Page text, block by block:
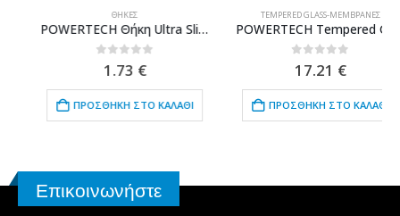
ΘΉΚΕΣ
POWERTECH Θήκη Ultra Slim για SAMSUNG Galaxy M10, διάφανη
out of 5
1.73€
ΠΡΟΣΘΉΚΗ ΣΤΟ ΚΑΛΆΘΙ
TEMPERED GLASS-ΜΕΜΒΡΆΝΕΣ
POWERTECH Tempered Glass 3D, Mini, Full glue, για Samsung S9, Black
out of 5
17.21€
ΠΡΟΣΘΉΚΗ ΣΤΟ ΚΑΛΆΘΙ
Επικοινωνήστε